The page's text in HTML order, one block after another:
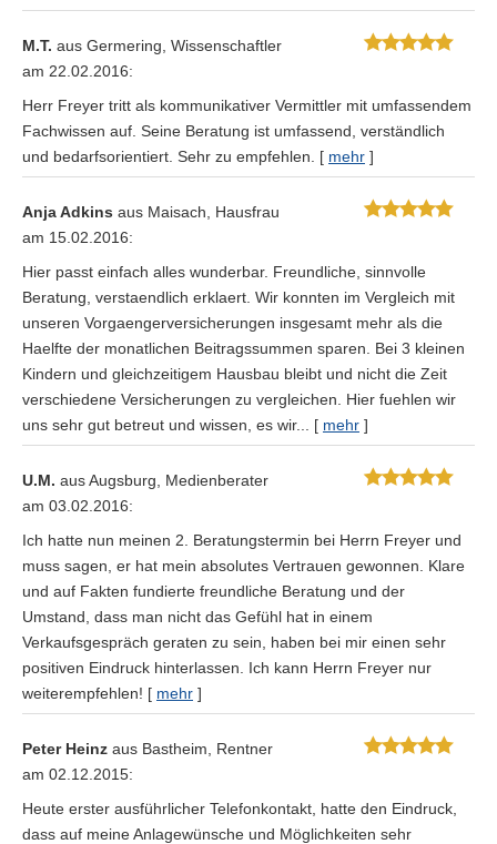
M.T. aus Germering , Wissenschaftler
am 22.02.2016:
Herr Freyer tritt als kommunikativer Vermittler mit umfassendem
Fachwissen auf. Seine Beratung ist umfassend, verständlich
und bedarfsorientiert. Sehr zu empfehlen. [ mehr ]
Anja Adkins aus Maisach , Hausfrau
am 15.02.2016:
Hier passt einfach alles wunderbar. Freundliche, sinnvolle
Beratung, verstaendlich erklaert. Wir konnten im Vergleich mit
unseren Vorgaengerversicherungen insgesamt mehr als die
Haelfte der monatlichen Beitragssummen sparen. Bei 3 kleinen
Kindern und gleichzeitigem Hausbau bleibt und nicht die Zeit
verschiedene Versicherungen zu ver­gleichen. Hier fuehlen wir
uns sehr gut betreut und wissen, es wir... [ mehr ]
U.M. aus Augsburg , Medienberater
am 03.02.2016:
Ich hatte nun meinen 2. Beratungstermin bei Herrn Freyer und
muss sagen, er hat mein absolutes Vertrauen gewonnen. Klare
und auf Fakten fundierte freundliche Beratung und der
Umstand, dass man nicht das Gefühl hat in einem
Verkaufsgespräch geraten zu sein, haben bei mir einen sehr
positiven Eindruck hinterlassen. Ich kann Herrn Freyer nur
weiterempfehlen! [ mehr ]
Peter Heinz aus Bastheim , Rentner
am 02.12.2015:
Heute erster ausführlicher Telefonkontakt, hatte den Eindruck,
dass auf meine Anlagewünsche und Möglichkeiten sehr